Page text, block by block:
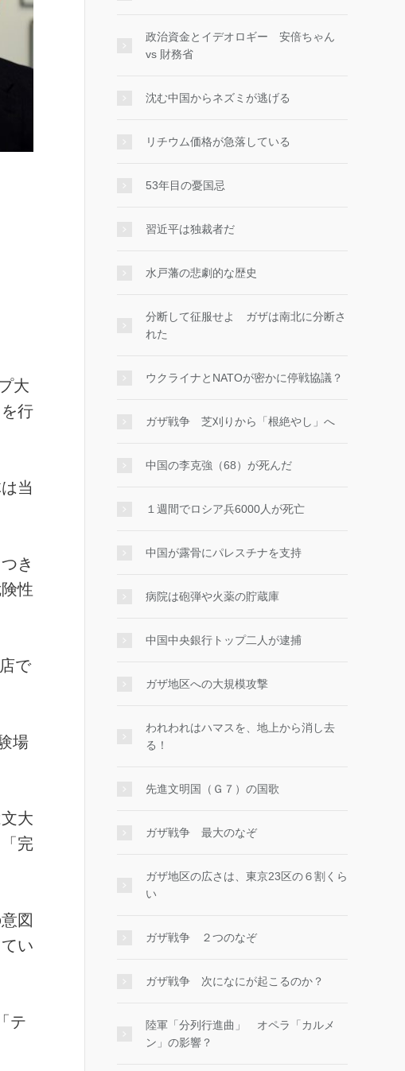
大
行
当
き
性
で
場
大
完
図
い
テ
政治資金とイデオロギー 安倍ちゃん
vs 財務省
沈む中国からネズミが逃げる
リチウム価格が急落している
53年目の憂国忌
習近平は独裁者だ
水戸藩の悲劇的な歴史
分断して征服せよ ガザは南北に分断さ
れた
ウクライナとNATOが密かに停戦協議？
ガザ戦争 芝刈りから「根絶やし」へ
中国の李克強（68）が死んだ
１週間でロシア兵6000人が死亡
中国が露骨にパレスチナを支持
病院は砲弾や火薬の貯蔵庫
中国中央銀行トップ二人が逮捕
ガザ地区への大規模攻撃
われわれはハマスを、地上から消し去
る！
先進文明国（Ｇ７）の国歌
ガザ戦争 最大のなぞ
ガザ地区の広さは、東京23区の６割くら
い
ガザ戦争 ２つのなぞ
ガザ戦争 次になにが起こるのか？
陸軍「分列行進曲」 オペラ「カルメ
ン」の影響？